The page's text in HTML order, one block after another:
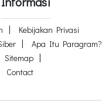
Kebijakan Privasi
Apa Itu Paragram?
Sitemap
Contact